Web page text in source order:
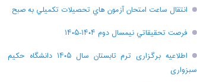
انتقال ساعت امتحان آزمون هاي تحصيلات تکميلي به صبح
فرصت تحقيقاتي نیمسال دوم ۱۴۰۴-۱۴۰۵
اطلاعیه برگزاری ترم تابستان سال ۱۴۰۵ دانشگاه حکیم
سبزواری